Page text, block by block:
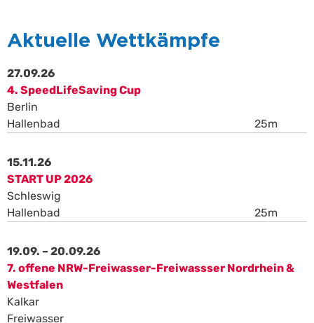
Aktuelle Wettkämpfe
27.09.26
4. SpeedLifeSaving Cup
Berlin
Hallenbad
25m
15.11.26
START UP 2026
Schleswig
Hallenbad
25m
19.09. – 20.09.26
7. offene NRW-Freiwasser-Freiwassser Nordrhein &
Westfalen
Kalkar
Freiwasser